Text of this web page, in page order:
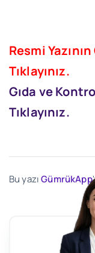
Resmi
Tıklayınız.
Gıda ve
Tıklayınız.
Bu yazıGümrükApp